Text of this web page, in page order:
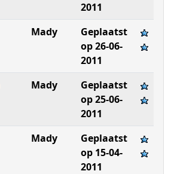
2011
Mady
Geplaatst
op 26-06-
2011
Mady
Geplaatst
op 25-06-
2011
Mady
Geplaatst
op 15-04-
2011